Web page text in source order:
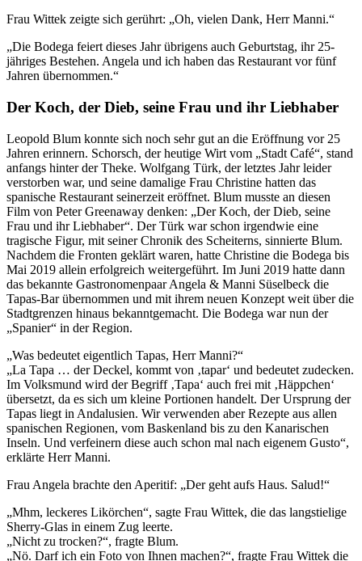
Frau Wittek zeigte sich gerührt: „Oh, vielen Dank, Herr Manni.“
„Die Bodega feiert dieses Jahr übrigens auch Geburtstag, ihr 25-
jähriges Bestehen. Angela und ich haben das Restaurant vor fünf
Jahren übernommen.“
Der Koch, der Dieb, seine Frau und ihr Liebhaber
Leopold Blum konnte sich noch sehr gut an die Eröffnung vor 25
Jahren erinnern. Schorsch, der heutige Wirt vom „Stadt Café“, stand
anfangs hinter der Theke. Wolfgang Türk, der letztes Jahr leider
verstorben war, und seine damalige Frau Christine hatten das
spanische Restaurant seinerzeit eröffnet. Blum musste an diesen
Film von Peter Greenaway denken: „Der Koch, der Dieb, seine
Frau und ihr Liebhaber“. Der Türk war schon irgendwie eine
tragische Figur, mit seiner Chronik des Scheiterns, sinnierte Blum.
Nachdem die Fronten geklärt waren, hatte Christine die Bodega bis
Mai 2019 allein erfolgreich weitergeführt. Im Juni 2019 hatte dann
das bekannte Gastronomenpaar Angela & Manni Süselbeck die
Tapas-Bar übernommen und mit ihrem neuen Konzept weit über die
Stadtgrenzen hinaus bekanntgemacht. Die Bodega war nun der
„Spanier“ in der Region.
„Was bedeutet eigentlich Tapas, Herr Manni?“
„La Tapa … der Deckel, kommt von ‚tapar‘ und bedeutet zudecken.
Im Volksmund wird der Begriff ‚Tapa‘ auch frei mit ‚Häppchen‘
übersetzt, da es sich um kleine Portionen handelt. Der Ursprung der
Tapas liegt in Andalusien. Wir verwenden aber Rezepte aus allen
spanischen Regionen, vom Baskenland bis zu den Kanarischen
Inseln. Und verfeinern diese auch schon mal nach eigenem Gusto“,
erklärte Herr Manni.
Frau Angela brachte den Aperitif: „Der geht aufs Haus. Salud!“
„Mhm, leckeres Likörchen“, sagte Frau Wittek, die das langstielige
Sherry-Glas in einem Zug leerte.
„Nicht zu trocken?“, fragte Blum.
„Nö. Darf ich ein Foto von Ihnen machen?“, fragte Frau Wittek die